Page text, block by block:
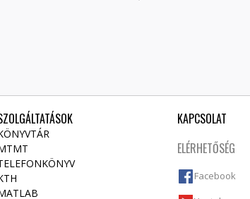
KAPCSOLAT
ELÉRHETŐSÉG
Facebook